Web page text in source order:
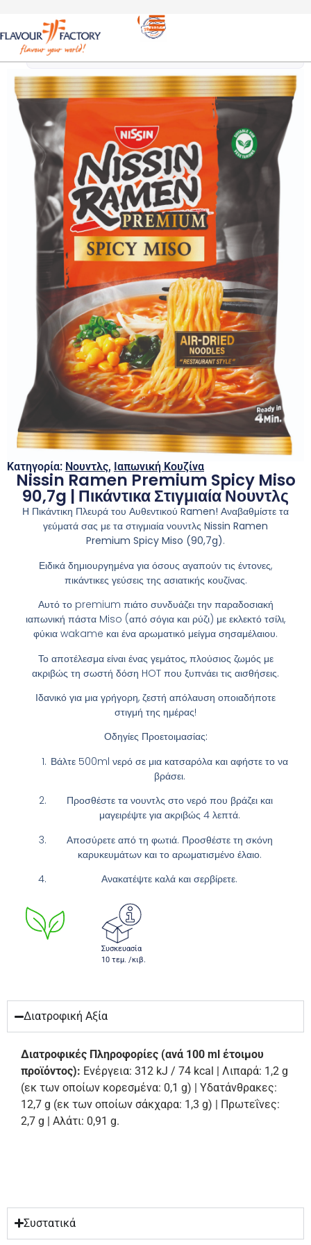
Νουντλς / Nissin Ramen Premium Spicy Miso 90,7g |
Κατηγορία: Νουντλς, Ιαπωνική Κουζίνα
Nissin Ramen Premium Spicy Miso
90,7g | Πικάντικα Στιγμιαία Νουντλς
Η Πικάντικη Πλευρά του Αυθεντικού Ramen! Αναβαθμίστε τα
γεύματά σας με τα στιγμιαία νουντλς Nissin Ramen
Premium Spicy Miso (90,7g).
Ειδικά δημιουργημένα για όσους αγαπούν τις έντονες,
πικάντικες γεύσεις της ασιατικής κουζίνας.
Αυτό το premium πιάτο συνδυάζει την παραδοσιακή
ιαπωνική πάστα Miso (από σόγια και ρύζι) με εκλεκτό τσίλι,
φύκια wakame και ένα αρωματικό μείγμα σησαμέλαιου.
Το αποτέλεσμα είναι ένας γεμάτος, πλούσιος ζωμός με
ακριβώς τη σωστή δόση HOT που ξυπνάει τις αισθήσεις.
Ιδανικό για μια γρήγορη, ζεστή απόλαυση οποιαδήποτε
στιγμή της ημέρας!
Οδηγίες Προετοιμασίας:
Βάλτε 500ml νερό σε μια κατσαρόλα και αφήστε το να
βράσει.
Προσθέστε τα νουντλς στο νερό που βράζει και
μαγειρέψτε για ακριβώς 4 λεπτά.
Αποσύρετε από τη φωτιά. Προσθέστε τη σκόνη
καρυκευμάτων και το αρωματισμένο έλαιο.
Ανακατέψτε καλά και σερβίρετε.
Συσκευασία
10 τεμ. /κιβ.
Διατροφική Αξία
Διατροφικές Πληροφορίες (ανά 100 ml έτοιμου
προϊόντος): Ενέργεια: 312 kJ / 74 kcal | Λιπαρά: 1,2 g
(εκ των οποίων κορεσμένα: 0,1 g) | Υδατάνθρακες:
12,7 g (εκ των οποίων σάκχαρα: 1,3 g) | Πρωτεΐνες:
2,7 g | Αλάτι: 0,91 g.
Συστατικά